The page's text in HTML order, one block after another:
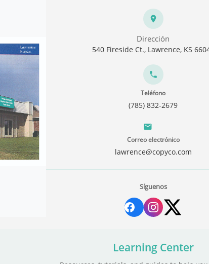
Dirección
540 Fireside Ct., Lawrence, KS
Teléfono
(785) 832-2679
Correo electrónico
lawrence@copyco.com
Síguenos
Learning Center